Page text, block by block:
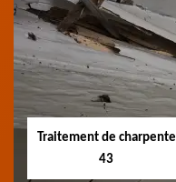
Devis nettoyage de
toiture 43
Devis nettoyage de
toiture 43 Haute-Loire
Traitement de charpente
43